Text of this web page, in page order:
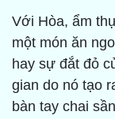
Với Hòa, ẩm
một món ăn
hay sự đắt đỏ
gian do nó tạo
bàn tay chai